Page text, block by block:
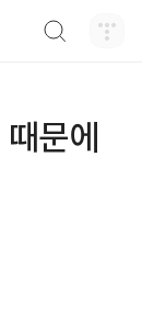
문에